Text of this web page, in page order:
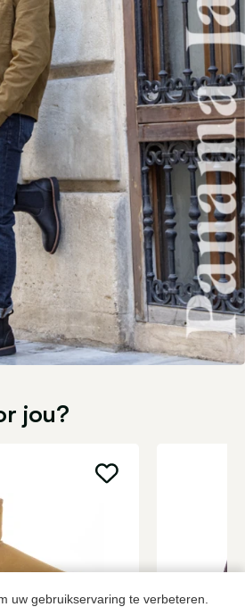
uw gebruikservaring te verbeteren.
jou?